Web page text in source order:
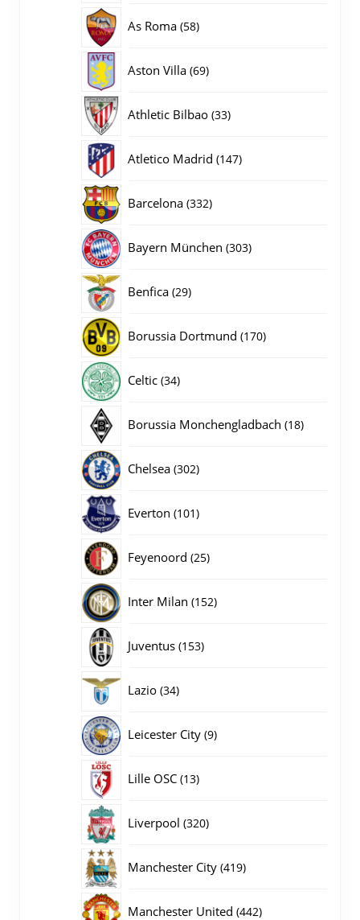
As Roma 5858
Aston Villa 6969
Athletic Bilbao 3333
Atletico Madrid 147147
Barcelona 332332
Bayern München 303303
Benfica 2929
Borussia Dortmund 170170
Celtic 3434
Borussia Monchengladbach 1818
Chelsea 302302
Everton 101101
Feyenoord 2525
Inter Milan 152152
Juventus 153153
Lazio 3434
Leicester City 99
Lille OSC 1313
Liverpool 320320
Manchester City 419419
Manchester United 442442